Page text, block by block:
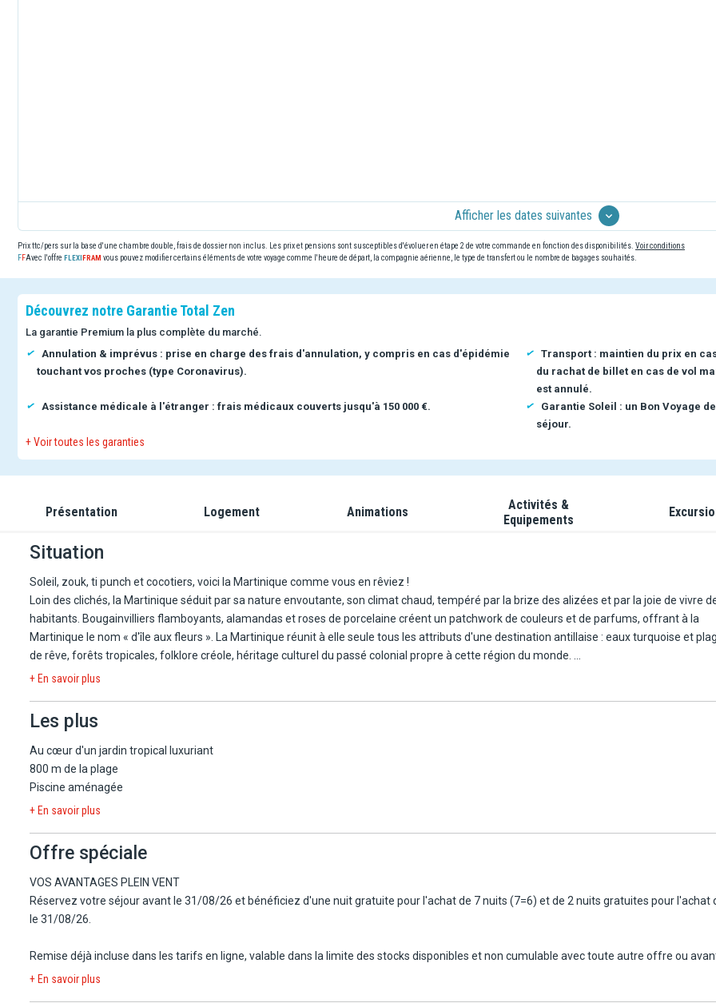
Afficher les dates suivantes
Prix ttc/pers sur la base d'une chambre double, frais de dossier non inclus. Les prix et pensions sont susceptibles d'évoluer en étape 2 de votre commande en fonction des disponibilités. Voir conditions
Avec l'offre
vous pouvez modifier certains éléments de votre voyage comme l'heure de départ, la compagnie aérienne, le type de transfert ou le nombre de bagages souhaités.
Découvrez notre Garantie Total Zen
La garantie Premium la plus complète du marché.
Annulation & imprévus : prise en charge des frais d'annulation, y compris en cas d'épidémie
touchant vos proches (type Coronavirus).
Transport : maintien du prix en
du rachat de billet en cas de vol
est annulé.
Assistance médicale à l'étranger : frais médicaux couverts jusqu'à 150 000 €.
Garantie Soleil : un Bon Voyage
séjour.
+ Voir toutes les garanties
Présentation Logement Animations
Activités &
Equipements
Situation
Soleil, zouk, ti punch et cocotiers, voici la Martinique comme vous en rêviez !
Loin des clichés, la Martinique séduit par sa nature envoutante, son climat chaud, tempéré par la brize des alizées et par la joie de vivre
habitants. Bougainvilliers flamboyants, alamandas et roses de porcelaine créent un patchwork de couleurs et de parfums, offrant à la
Martinique le nom « d'île aux fleurs ». La Martinique réunit à elle seule tous les attributs d'une destination antillaise : eaux turquoise et plages
de rêve, forêts tropicales, folklore créole, héritage culturel du passé colonial propre à cette région du monde.
Vacances paradisiaques sur la côte sud, à 150 mètres de la plage de la grande Anse du Diamant, dans des jardins luxuriants avec accès direct
à la plage. Idéalement situé pour un séjour farniente seul, en couple ou en famille.
+ En savoir plus
Les plus
Au cœur d'un jardin tropical luxuriant
800 m de la plage
Piscine aménagée
+ En savoir plus
Offre spéciale
VOS AVANTAGES PLEIN VENT
Réservez votre séjour avant le 31/08/26 et bénéficiez d'une nuit gratuite pour l'achat de 7 nuits (7=6) et de 2 nuits gratuites pour
le 31/08/26.
Remise déjà incluse dans les tarifs en ligne, valable dans la limite des stocks disponibles et non cumulable avec toute autre offre ou
+ En savoir plus